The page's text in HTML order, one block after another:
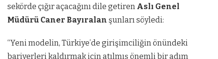
sekörde çığır açacağını dile getiren Aslı Genel
Müdürü Caner Bayıralan şunları söyledi:
“Yeni modelin, Türkiye’de girişimciliğin önündeki
bariyerleri kaldırmak için atılmış önemli bir adım